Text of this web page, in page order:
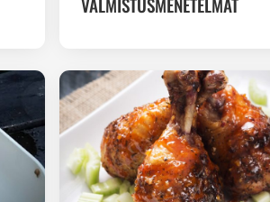
VALMISTUSMENETELMÄT